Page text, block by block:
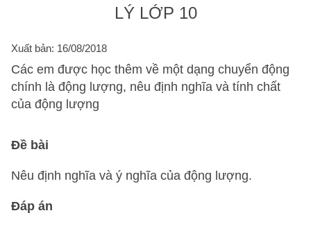
LÝ LỚP 10
Xuất bản: 16/08/2018
Các em được học thêm về một dạng chuyển động
chính là động lượng, nêu định nghĩa và tính chất
của động lượng
Đề bài
Nêu định nghĩa và ý nghĩa của động lượng.
Đáp án